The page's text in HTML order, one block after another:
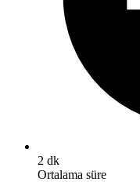
2 dk
Ortalama süre